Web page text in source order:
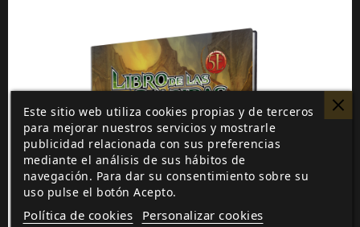
Este sitio web utiliza cookies propias y de terceros
para mejorar nuestros servicios y mostrarle
publicidad relacionada con sus preferencias
mediante el análisis de sus hábitos de
navegación. Para dar su consentimiento sobre su
uso pulse el botón Acepto.
Política de cookies Personalizar cookies